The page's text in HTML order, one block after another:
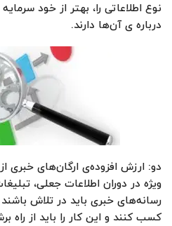
نوع اطلاعاتی را، بهتر از خود
درباره ی آن‌ها دارند.
دو: ارزش افزوده‌ی ارگان‌های خبری
ویژه در دوران اطلاعات جعلی،
رسانه‌های خبری باید در تلاش
کسب کنند و این کار را باید از راه